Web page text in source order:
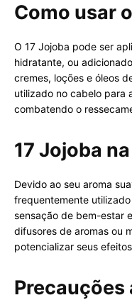
Como usar
O 17 Jojoba pode ser
hidratante, ou
cremes, loções e óleos
utilizado no cabelo para
combatendo o
17 Jojoba
Devido ao seu aroma
frequentemente
sensação de bem-estar
difusores de aromas ou
potencializar seus
Precauções